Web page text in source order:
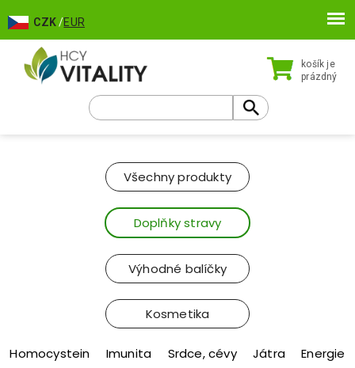
CZK/EUR
košík je
prázdný
Všechny produkty
Doplňky stravy
Výhodné balíčky
Kosmetika
Homocystein Imunita Srdce, cévy Játra Energie